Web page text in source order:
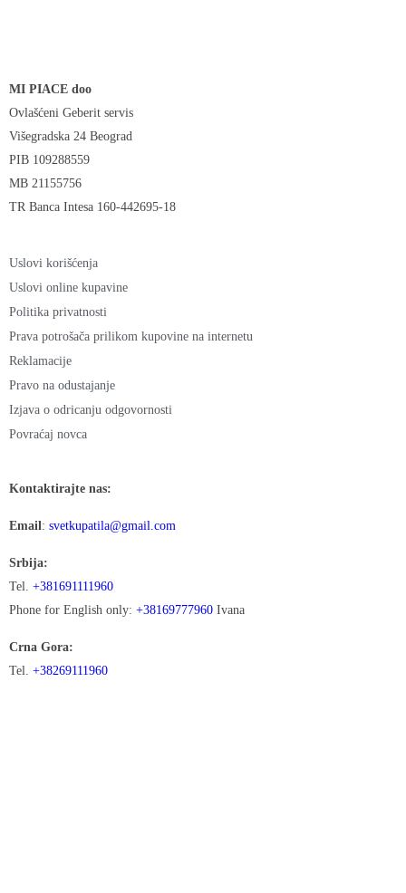
MI PIACE doo
Ovlašćeni Geberit servis
Višegradska 24 Beograd
PIB 109288559
MB 21155756
TR Banca Intesa 160-442695-18
Uslovi korišćenja
Uslovi online kupavine
Politika privatnosti
Prava potrošača prilikom kupovine na internetu
Reklamacije
Pravo na odustajanje
Izjava o odricanju odgovornosti
Povraćaj novca
Kontaktirajte nas:
Email: svetkupatila@gmail.com
Srbija:
Tel. +381691111960
Phone for English only: +38169777960 Ivana
Crna Gora:
Tel. +38269111960